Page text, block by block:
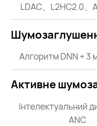
LDAC、L2HC2.0、
Алгоритм DNN + 3
Активне
Інтелектуальний
ANC